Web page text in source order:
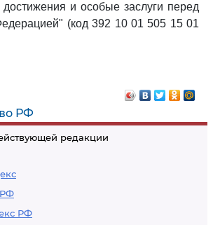
РФ
редакции
РФ
и особые заслуги перед
(код 392 10 01 505 15 01